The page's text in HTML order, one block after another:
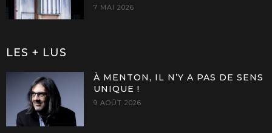
7 MAI 2026
LES + LUS
À MENTON, IL N’Y A PAS DE SENS
UNIQUE !
9 AOÛT 2026